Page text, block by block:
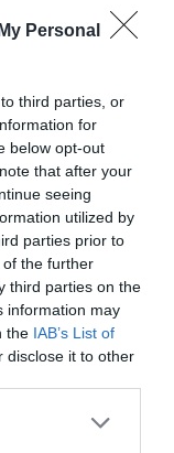
Personal
third parties, or
for
below opt-out
that after your
seeing
utilized by
parties prior to
the further
third parties on the
information may
the IAB’s List of
disclose it to other